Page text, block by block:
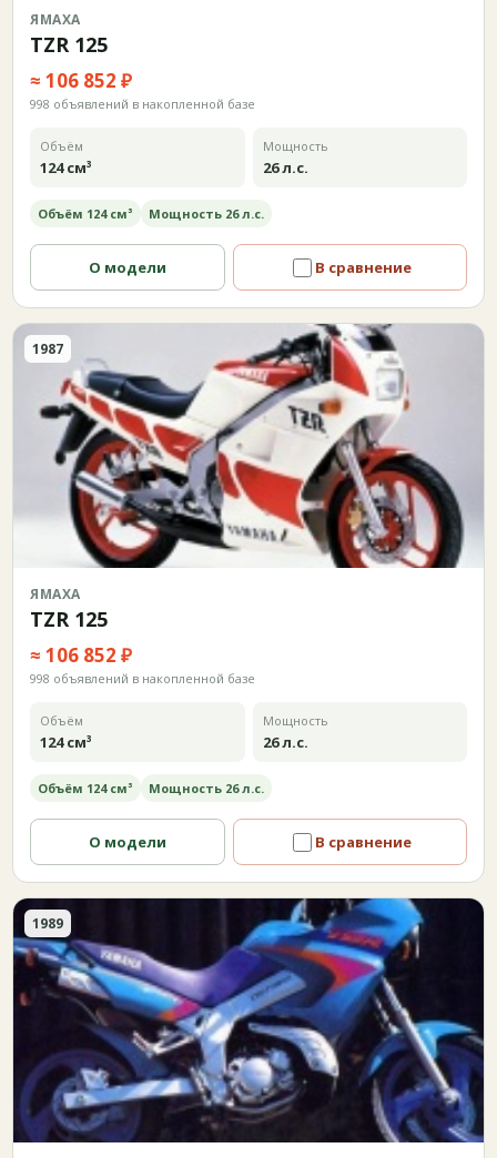
ЯМАХА
TZR 125
≈ 106 852 ₽
998 объявлений в накопленной базе
Объём
124 см³
Мощность
26 л.с.
Объём 124 см³ Мощность 26 л.с.
О модели В сравнение
1987
ЯМАХА
TZR 125
≈ 106 852 ₽
998 объявлений в накопленной базе
Объём
124 см³
Мощность
26 л.с.
Объём 124 см³ Мощность 26 л.с.
О модели В сравнение
1989